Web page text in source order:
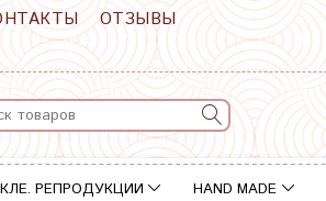
ОТЗЫВЫ
РЕПРОДУКЦИИ HAND MADE